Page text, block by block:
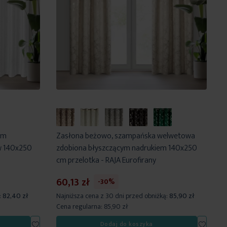
140x250
82,40 zł
Dodaj
Zasłona beżowo, szampańska welwetowa
zdobiona błyszczącym nadrukiem 140x250
cm przelotka - RAJA Eurofirany
60,13 zł
-30%
Najniższa cena z 30 dni przed obniżką: 85,90 zł
Cena regularna: 85,90 zł
Dodaj do koszyka
Dodaj